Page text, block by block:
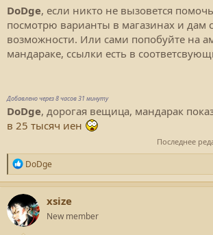
DoDge, если никто не вызовется
посмотрю варианты в магазинах и дам
возможности. Или сами попобуйте на
мандараке, ссылки есть в
Добавлено через 8 часов 31 минуту
DoDge, дорогая вещица, мандарак
в 25 тысяч иен
Последнее
Р
е
а
к
ц
и
и
DoDge
xsize
New member